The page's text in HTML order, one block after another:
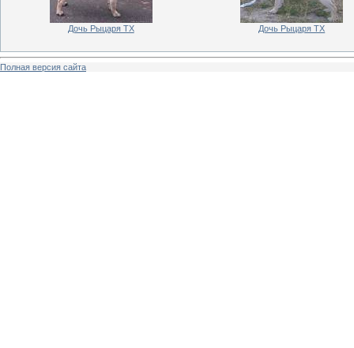
Дочь Рыцаря ТХ Дочь Рыцаря ТХ
Полная версия сайта